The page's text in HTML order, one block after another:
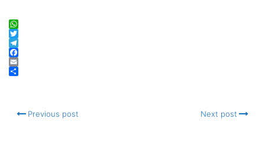
WhatsApp
Twitter
Telegram
Facebook
Email
Previous post Next post